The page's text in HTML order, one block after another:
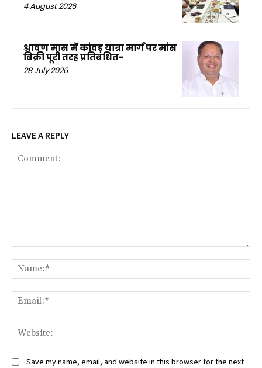
4 August 2026
श्रावण मास में कांवड़ यात्रा मार्ग पर मांस
बिक्री पूरी तरह प्रतिबंधित-
28 July 2026
LEAVE A REPLY
Save my name, email, and website in this browser for the next